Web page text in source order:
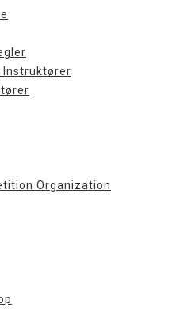
Instruktører
Organization